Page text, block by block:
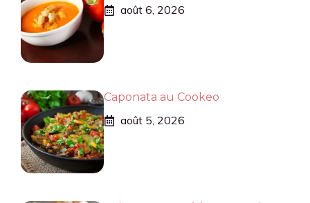
août 6, 2026
Caponata au Cookeo
août 5, 2026